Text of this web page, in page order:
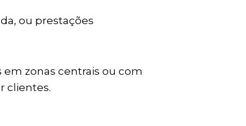
ou prestações
em zonas centrais ou com
clientes.